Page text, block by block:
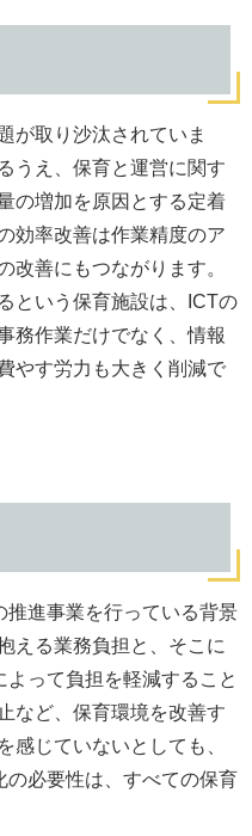
が取り沙汰されていま
うえ、保育と運営に関す
の増加を原因とする定着
効率改善は作業精度のア
改善にもつながります。
という保育施設は、ICTの
務作業だけでなく、情報
やす労力も大きく削減で
推進事業を行っている背景
える業務負担と、そこに
って負担を軽減すること
など、保育環境を改善す
感じていないとしても、
必要性は、すべての保育